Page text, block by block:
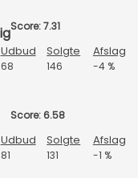
Score: 7.31
Udbud Solgte Afslag
68 146 -4 %
Score: 6.58
Udbud Solgte Afslag
81 131 -1 %